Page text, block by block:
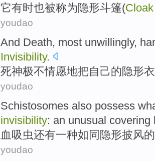
它有时也被称为隐形斗篷(
youdao
And Death, most unwillingly,
Invisibility.
死神极不情愿地把自己的隐形衣
youdao
Schistosomes also possess
invisibility: an unusual covering
血吸虫还有一种如同 隐形披风的
youdao